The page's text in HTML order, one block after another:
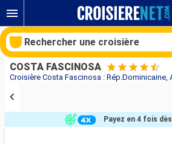
COSTA FASCINOSA
Payez en 4 fois dès
Rechercher une croisière